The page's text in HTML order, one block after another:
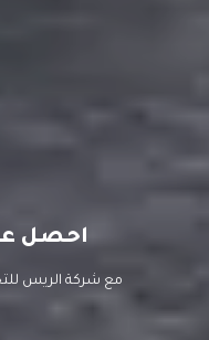
احصل
مع شركة الريس